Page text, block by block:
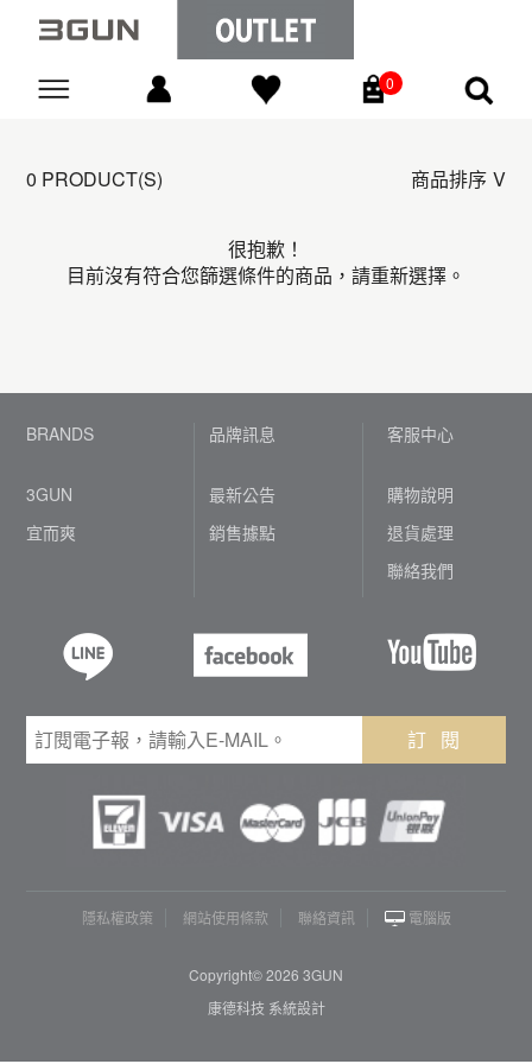
0
0 PRODUCT(S) 商品排序
很抱歉！
目前沒有符合您篩選條件的商品，請重新選擇。
BRANDS
3GUN
宜而爽
品牌訊息
最新公告
銷售據點
客服中心
購物說明
退貨處理
聯絡我們
訂 閱
隱私權政策 網站使用條款 聯絡資訊 電腦版
Copyright© 2026 3GUN
康德科技 系統設計